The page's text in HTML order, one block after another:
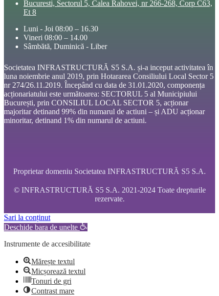
Bucuresti, Sectorul 5, Calea Rahovei, nr 266-268, Corp C63,
Et 8
Luni - Joi 08:00 – 16.30
Vineri 08:00 – 14.00
Sâmbătă, Duminică - Liber
Societatea INFRASTRUCTURĂ S5 S.A. și-a inceput activitatea în
luna noiembrie anul 2019, prin Hotararea Consiliului Local Sector 5
nr 274/26.11.2019. Începând cu data de 31.01.2020, componența
acționariatului este următoarea: SECTORUL 5 al Municipiului
București, prin CONSILIUL LOCAL SECTOR 5, acționar
majoritar detinand 99% din numarul de actiuni – și ADU acționar
minoritar, detinand 1% din numarul de actiuni.
Proprietar domeniu Societatea INFRASTRUCTURĂ S5 S.A.
© INFRASTRUCTURĂ S5 S.A. 2021-2024 Toate drepturile
rezervate.
Sari la conținut
Deschide bara de unelte
Instrumente de accesibilitate
Mărește textul
Micșorează textul
Tonuri de gri
Contrast mare